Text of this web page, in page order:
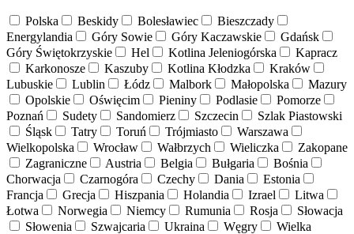
Polska Beskidy Bolesławiec
Bieszczady
Energylandia
Góry Sowie Góry Kaczawskie
Gdańsk
Góry Świętokrzyskie
Hel Kotlina Jeleniogórska
Kapracz
Karkonosze
Kaszuby Kotlina Kłodzka
Kraków
Lubuskie
Lublin Łódz Malbork Małopolska
Mazury
Opolskie
Oświęcim Pieniny Podlasie
Pomorze
Poznań
Sudety Sandomierz Szczecin
Szlak Piastowski
Śląsk
Tatry Toruń Trójmiasto
Warszawa
Wielkopolska
Wrocław Wałbrzych Wieliczka
Zakopane
Zagraniczne
Austria Belgia Bułgaria
Bośnia
Chorwacja
Czarnogóra Czechy Dania
Estonia
Francja
Grecja Hiszpania Holandia Izrael
Litwa
Łotwa
Norwegia Niemcy Rumunia Rosja
Słowacja
Słowenia
Szwajcaria Ukraina Węgry
Wielka